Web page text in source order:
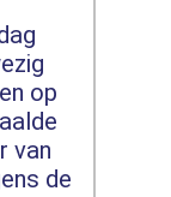
op
van
de